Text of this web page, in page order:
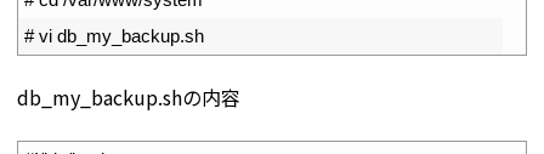
# vi db_my_backup.sh
db_my_backup.shの内容